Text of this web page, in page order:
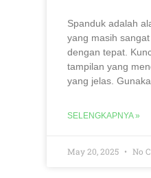
Spanduk adalah
yang masih
dengan tepat.
tampilan yang
yang jelas.
SELENGKAPNYA »
May 20, 2025 No